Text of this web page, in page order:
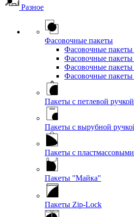
Разное
Фасовочные пакеты
Фасовочные
Фасовочные
Фасовочные
Фасовочные
Пакеты с петлевой ручкой
Пакеты с вырубной
Пакеты с
Пакеты "Майка"
Пакеты Zip-Lock